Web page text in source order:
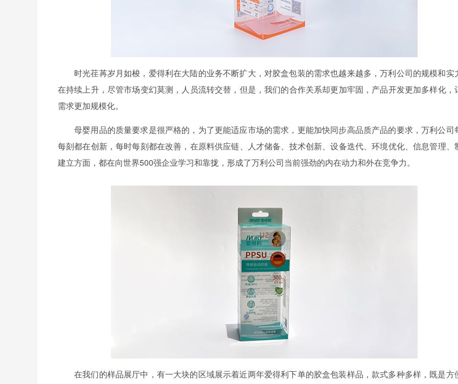
时光荏苒岁月如梭，爱得利在大陆的业务不断扩大，对胶盒包装的需求也越来越多，万利公司的规模和实
在持续上升，尽管市场变幻莫测，人员流转交替，但是，我们的合作关系却更加牢固，产品开发更加多样化，
需求更加规模化。
母婴用品的质量要求是很严格的，为了更能适应市场的需求，更能加快同步高品质产品的要求，万利公司
每刻都在创新，每时每刻都在改善，在原料供应链、人才储备、技术创新、设备迭代、环境优化、信息管理、
建立方面，都在向世界500强企业学习和靠拢，形成了万利公司当前强劲的内在动力和外在竞争力。
在我们的样品展厅中，有一大块的区域展示着近两年爱得利下单的胶盒包装样品，款式多种多样，既是方